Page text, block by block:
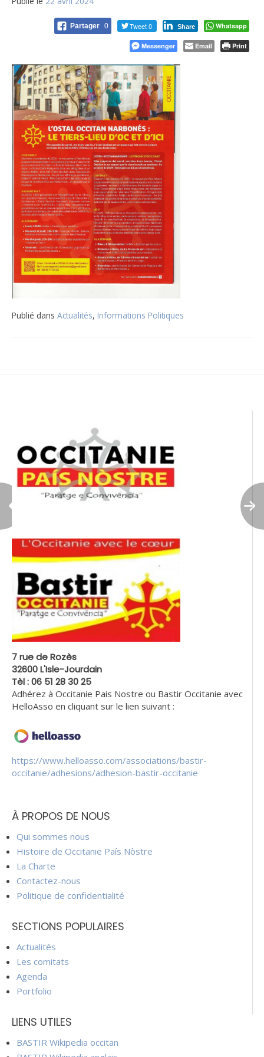
Partager 0 Tweet 0 Share Whatsapp
Messenger Email Print
Publié dans Actualités, Informations Politiques
7 rue de Rozès
32600 L'Isle-Jourdain
Tèl : 06 51 28 30 25
Adhérez à Occitanie Pais Nostre ou Bastir Occitanie avec
HelloAsso en cliquant sur le lien suivant :
https://www.helloasso.com/associations/bastir-
occitanie/adhesions/adhesion-bastir-occitanie
À PROPOS DE NOUS
Qui sommes nous
Histoire de Occitanie País Nòstre
La Charte
Contactez-nous
Politique de confidentialité
SECTIONS POPULAIRES
Actualités
Les comitats
Agenda
Portfolio
LIENS UTILES
BASTIR Wikipedia occitan